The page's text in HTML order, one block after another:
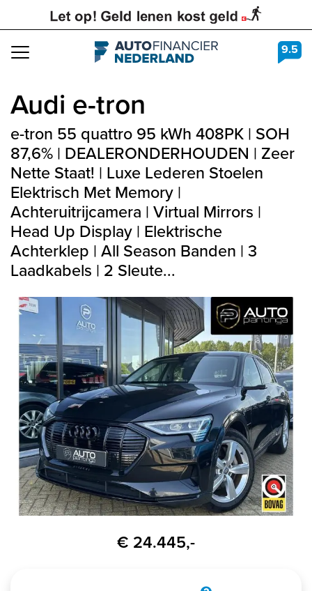
Navigation 9.5
Audi e-tron
e-tron 55 quattro 95 kWh 408PK | SOH
87,6% | DEALERONDERHOUDEN | Zeer
Nette Staat! | Luxe Lederen Stoelen
Elektrisch Met Memory |
Achteruitrijcamera | Virtual Mirrors |
Head Up Display | Elektrische
Achterklep | All Season Banden | 3
Laadkabels | 2 Sleute...
€ 24.445,-